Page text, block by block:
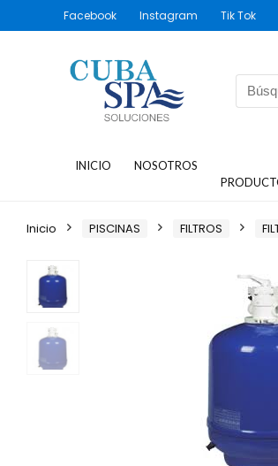
Facebook Instagram Tik Tok
INICIO
NOSOTROS
Inicio PISCINAS FILTROS